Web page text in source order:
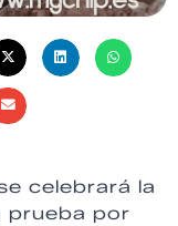
celebrará la
prueba por